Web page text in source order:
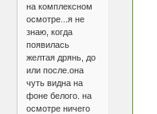
на комплексном
осмотре...я не
знаю, когда
появилась
желтая дрянь, до
или после.она
чуть видна на
фоне белого. на
осмотре ничего